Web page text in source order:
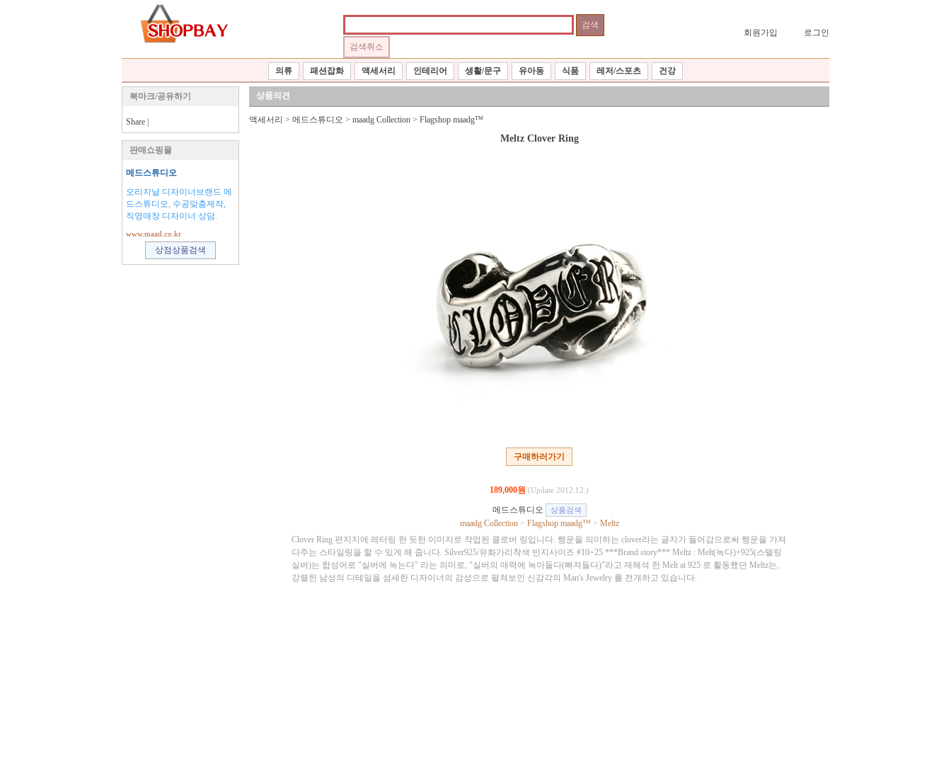
회원가입 로그인
의류 패션잡화 액세서리 인테리어 생활/문구 유아동 식품 레저/스포츠 건강
북마크/공유하기
Share
판매쇼핑몰
메드스튜디오
오리지날 디자이너브랜드 메
드스튜디오, 수공맞춤제작,
직영매장 디자이너 상담.
www.maad.co.kr
상품의견
액세서리 > 메드스튜디오 > maadg Collection > Flagshop maadg™
Meltz Clover Ring
구매하러가기
189,000원 (Update 2012.12.)
메드스튜디오
maadg Collection> Flagshop maadg™ > Meltz
Clover Ring 편지지에 레터링 한 듯한 이미지로 작업된 클로버 링입니다. 행운을 의미하는 clover라는 글자가 들어감으로써 행운을 가져
다주는 스타일링을 할 수 있게 해 줍니다. Silver925/유화가리착색 반지사이즈 #10~25 ***Brand story*** Meltz : Melt(녹다)+925(스텔링
실버)는 합성어로 "실버에 녹는다" 라는 의미로, "실버의 매력에 녹아들다(빠져들다)"라고 재해석 한 Melt at 925 로 활동했던 Meltz는,
강렬한 남성의 디테일을 섬세한 디자이너의 감성으로 펼쳐보인 신감각의 Man's Jewelry 를 전개하고 있습니다.